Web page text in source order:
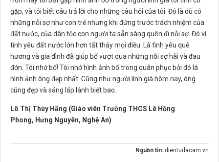
gặp, và tôi biết câu trả lời cho những câu hỏi của tôi. Đó là dù có
những nỗi sợ như con trẻ nhưng khi đứng trước trách nhiệm của
đất nước, của dân tộc con người ta sẵn sàng quên đi nỗi sợ. Đó vì
tình yêu đất nước lớn hơn tất thảy mọi điều. Là tình yêu quê
hương và gia đình đã giúp bố vượt qua những nỗi sợ hãi và đau
đớn. Tôi nhớ bố! Tôi nhớ hình ảnh bố trong quân phục bởi đó là
hình ảnh ông đẹp nhất. Cũng như người lính già hôm nay, ông
cũng đẹp và sáng lấp lánh biết bao.
Lô Thị Thúy Hằng (Giáo viên Trường THCS Lê Hồng
Phong, Hưng Nguyên, Nghệ An)
Nguồn tin: dientudacam.vn